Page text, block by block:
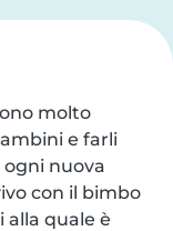
molto
e farli
nuova
con il bimbo
alla quale è